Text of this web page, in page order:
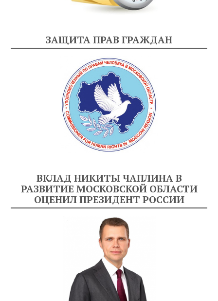
ЗАЩИТА ПРАВ ГРАЖДАН
ВКЛАД НИКИТЫ ЧАПЛИНА В
РАЗВИТИЕ МОСКОВСКОЙ ОБЛАСТИ
ОЦЕНИЛ ПРЕЗИДЕНТ РОССИИ